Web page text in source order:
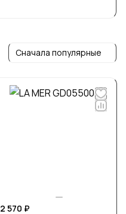
Сначала популярные
2 570 ₽